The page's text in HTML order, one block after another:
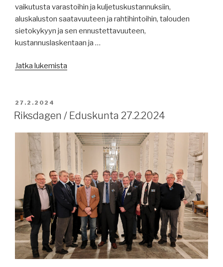
vaikutusta varastoihin ja kuljetuskustannuksiin,
aluskaluston saatavuuteen ja rahtihintoihin, talouden
sietokykyyn ja sen ennustettavuuteen,
kustannuslaskentaan ja …
Jatka lukemista
fleet
minkä
maalaiset
omistavat
maailmassa
aluksia,
Eckerö
voitollinen,
muutoksen
vuosi
2024,
Euroopan
JULKAISTU
27.2.2024
Riksdagen / Eduskunta 27.2.2024